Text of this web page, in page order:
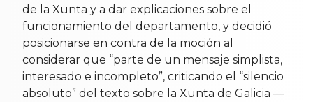
de la Xunta y a dar explicaciones sobre el
funcionamiento del departamento, y decidió
posicionarse en contra de la moción al
considerar que “parte de un mensaje simplista,
interesado e incompleto”, criticando el “silencio
absoluto” del texto sobre la Xunta de Galicia —